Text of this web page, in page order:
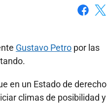
Gustavo Petro por las
en un Estado de derecho
climas de posibilidad y